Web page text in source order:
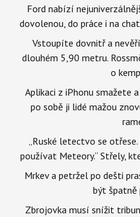
Ford nabízí
dovolenou, do práce i na
Vstoupíte dovnitř a
dlouhém 5,90 metru.
o
Aplikaci z iPhonu smažete
po sobě ji lidé mažou
„Ruské letectvo se
používat Meteory.“ Střely,
Mrkev a petržel po dešti
být špatně
Zbrojovka musí snížit